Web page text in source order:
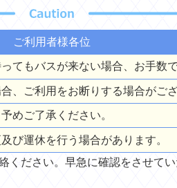
ご利用者様各位
てもバスが来ない場合、お手数
、ご利用をお断りする場合がござ
めご了承ください。
び運休を行う場合があります。
ださい。早急に確認をさせてい